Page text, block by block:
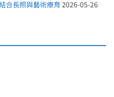
合長照與藝術療育 2026-05-26